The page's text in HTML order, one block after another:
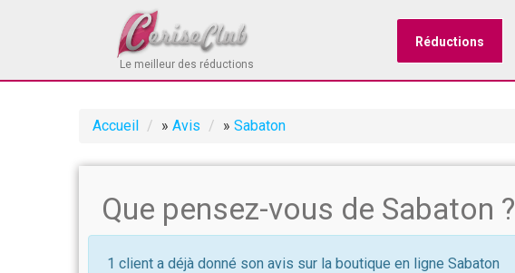
Le meilleur des réductions
Réductions
Accueil » Avis » Sabaton
Que pensez-vous de Sabaton ?
1 client a déjà donné son avis sur la boutique en ligne Sabaton